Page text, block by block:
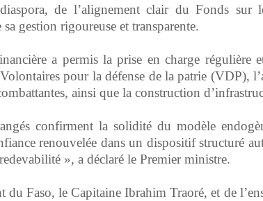
de l’alignement clair du Fonds sur
gestion rigoureuse et transparente.
a permis la prise en charge régulière
pour la défense de la patrie (VDP),
ainsi que la construction
confirment la solidité du modèle
renouvelée dans un dispositif structuré
», a déclaré le Premier ministre.
du Faso, le Capitaine Ibrahim Traoré, et de